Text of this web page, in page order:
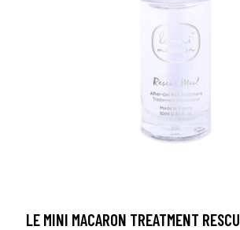
LE MINI MACARON TREATMENT